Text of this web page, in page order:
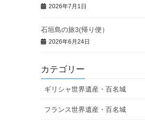
2026年7月1日
石垣島の旅3(帰り便）
2026年6月24日
カテゴリー
ギリシャ世界遺産・百名城
フランス世界遺産・百名城